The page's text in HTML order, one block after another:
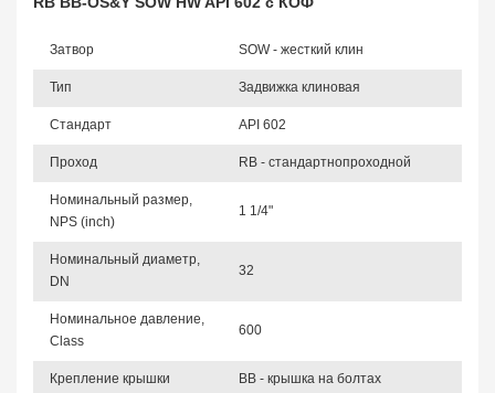
Затвор SOW - жесткий клин
Тип Задвижка клиновая
Стандарт API 602
Проход RB - стандартнопроходной
Номинальный размер,
NPS (inch)
1 1/4"
Номинальный диаметр,
DN
32
Номинальное давление,
Class
600
Крепление крышки BB - крышка на болтах